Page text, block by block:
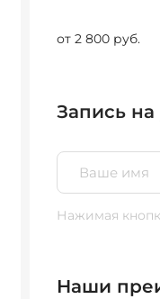
от 2 800 руб.
Запись на
Нажимая
Наши